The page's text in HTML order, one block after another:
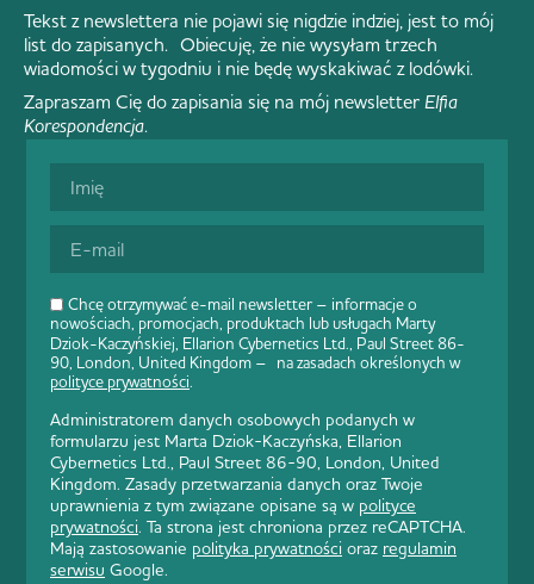
Chcę otrzymywać e-mail newsletter – informacje o
nowościach, promocjach, produktach lub usługach Marty
Dziok-Kaczyńskiej, Ellarion Cybernetics Ltd., Paul Street 86-
90, London, United Kingdom – na zasadach określonych w
polityce prywatności.
Administratorem danych osobowych podanych w
formularzu jest Marta Dziok-Kaczyńska, Ellarion
Cybernetics Ltd., Paul Street 86-90, London, United
Kingdom. Zasady przetwarzania danych oraz Twoje
uprawnienia z tym związane opisane są w polityce
prywatności. Ta strona jest chroniona przez reCAPTCHA.
Mają zastosowanie polityka prywatności oraz regulamin
serwisu Google.
Tekst z newslettera nie pojawi się nigdzie indziej, jest to mój
list do zapisanych. Obiecuję, że nie wysyłam trzech
wiadomości w tygodniu i nie będę wyskakiwać z lodówki.
Zapraszam Cię do zapisania się na mój newsletter Elfia
Korespondencja.